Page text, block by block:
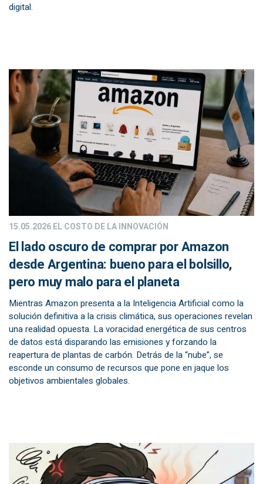
digital.
15.05.2026EL COSTO DE LA INNOVACIÓN
El lado oscuro de comprar por Amazon
desde Argentina: bueno para el bolsillo,
pero muy malo para el planeta
Mientras Amazon presenta a la Inteligencia Artificial como la
solución definitiva a la crisis climática, sus operaciones revelan
una realidad opuesta. La voracidad energética de sus centros
de datos está disparando las emisiones y forzando la
reapertura de plantas de carbón. Detrás de la “nube”, se
esconde un consumo de recursos que pone en jaque los
objetivos ambientales globales.